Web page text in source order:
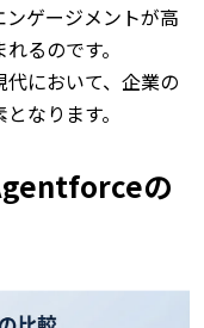
ゲージメントが高
るのです。
において、企業の
なります。
の